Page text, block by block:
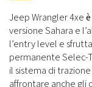
Jeep Wrangler 4xe
versione Sahara e
l’entry level e
permanente Selec-
il sistema di
affrontare anche gli